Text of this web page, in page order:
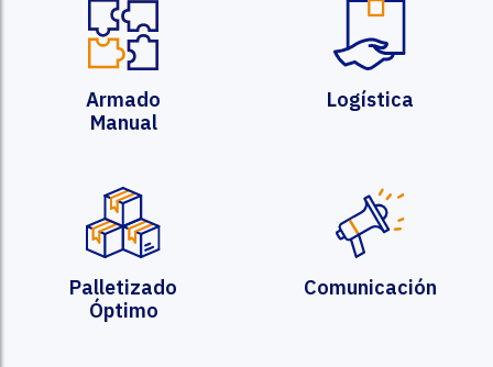
Armado
Manual
Logística
Palletizado
Óptimo
Comunicación